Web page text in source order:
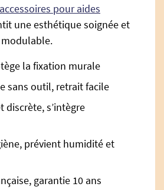
accessoires pour aides
une esthétique soignée et
la fixation murale
sans outil, retrait facile
discrète, s’intègre
prévient humidité et
garantie 10 ans